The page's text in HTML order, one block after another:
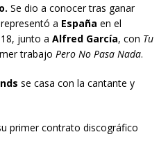
Se dio a conocer tras ganar
a España en el
junto a Alfred García, con Tu
trabajo Pero No Pasa Nada.
se casa con la cantante y
primer contrato discográfico